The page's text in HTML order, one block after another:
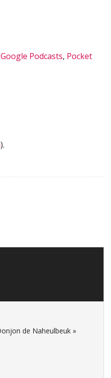
Google Podcasts, Pocket
).
de Naheulbeuk »